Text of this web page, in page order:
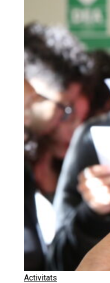
Activitats